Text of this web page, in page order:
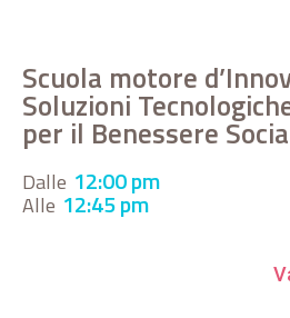
Scuola motore
Soluzioni
per il Benessere
Dalle 12:00 pm
Alle 12:45 pm